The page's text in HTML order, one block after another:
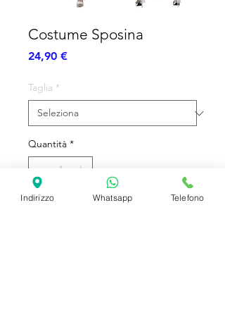
Costume Sposina
24,90 €Prezzo
Taglia *
Quantità *
Indirizzo Whatsapp Telefono